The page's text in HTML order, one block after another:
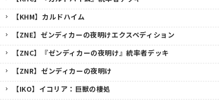
【KHM】カルドハイム
【ZNE】ゼンディカーの夜明けエクスペディション
【ZNC】『ゼンディカーの夜明け』統率者デッキ
【ZNR】ゼンディカーの夜明け
【IKO】イコリア：巨獣の棲処